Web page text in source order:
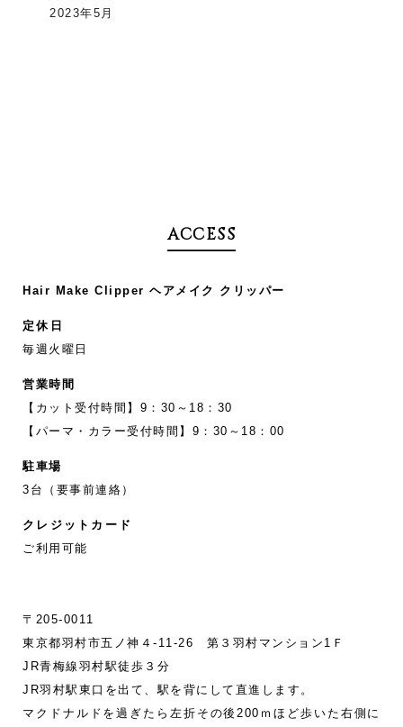
2023年5月
ACCESS
Hair Make Clipper ヘアメイク クリッパー
定休日
毎週火曜日
営業時間
【カット受付時間】9：30～18：30
【パーマ・カラー受付時間】9：30～18：00
駐車場
3台（要事前連絡）
クレジットカード
ご利用可能
〒205-0011
東京都羽村市五ノ神４-11‐26 第３羽村マンション1Ｆ
JR青梅線羽村駅徒歩３分
JR羽村駅東口を出て、駅を背にして直進します。
マクドナルドを過ぎたら左折その後200ｍほど歩いた右側に